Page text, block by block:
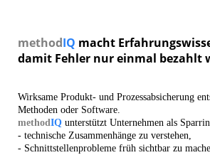
methodIQ macht
damit Fehler nur einmal bezahlt
Wirksame Produkt- und Prozessabsicherung
Methoden oder Software.
methodIQ unterstützt Unternehmen als
- technische Zusammenhänge zu verstehen,
- Schnittstellenprobleme früh sichtbar zu